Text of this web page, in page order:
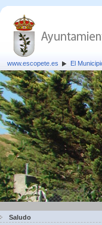
www.escopete.es El
Saludo